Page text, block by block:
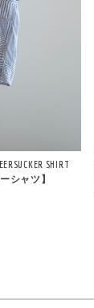
SHIRT
シャツ】